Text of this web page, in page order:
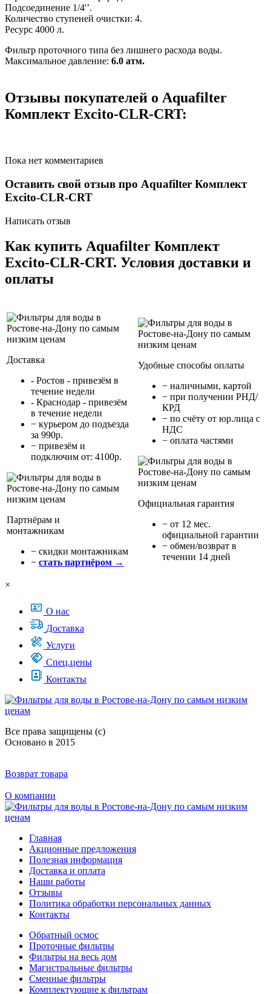
Подсоединение 1/4'’.
Количество ступеней очистки: 4.
Ресурс 4000 л.
Фильтр проточного типа без лишнего расхода воды.
Максимальное давление: 6.0 атм.
Отзывы покупателей о Aquafilter
Комплект Excito-CLR-CRT:
Пока нет комментариев
Оставить свой отзыв про Aquafilter Комплект
Excito-CLR-CRT
Написать отзыв
Как купить Aquafilter Комплект
Excito-CLR-CRT. Условия доставки и
оплаты
Доставка
- Ростов - привезём в
течение недели
- Краснодар - привезём
в течение недели
− курьером до подъезда
за 990р.
− привезём и
подключим от: 4100р.
Партнёрам и
монтажникам
− cкидки монтажникам
− стать партнёром →
Удобные способы оплаты
− наличными, картой
− при получении РНД/
КРД
− по счёту от юр.лица с
НДС
− оплата частями
Официальная гарантия
− от 12 мес.
официальной гарантии
− обмен/возврат в
течении 14 дней
×
О нас
Доставка
Услуги
Спец.цены
Контакты
Все права защищены (с)
Основано в 2015
Возврат товара
О компании
Главная
Акционные предложения
Полезная информация
Доставка и оплата
Наши работы
Отзывы
Политика обработки персональных данных
Контакты
Обратный осмос
Проточные фильтры
Фильтры на весь дом
Магистральные фильтры
Сменные фильтры
Комплектующие к фильтрам